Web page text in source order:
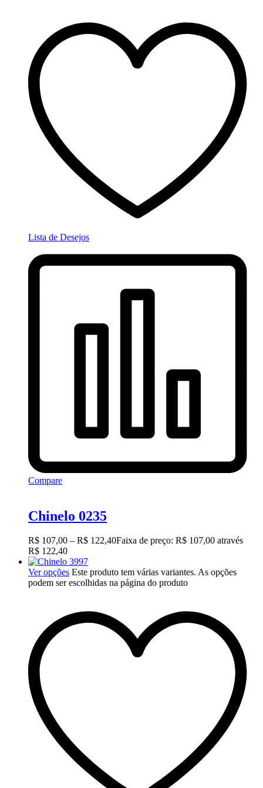
Lista de Desejos
Compare
Chinelo 0235
R$ 107,00 – R$ 122,40Faixa de preço: R$ 107,00 através
R$ 122,40
Ver opções Este produto tem várias variantes. As opções
podem ser escolhidas na página do produto